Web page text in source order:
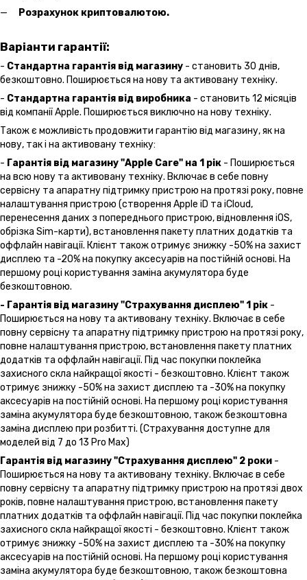
Розрахунок криптовалютою.
Варіанти гарантії:
- Стандартна гарантія від магазину - становить 30 днів,
безкоштовно. Поширюється на нову та активовану техніку.
- Стандартна гарантія від виробника - становить 12 місяців
від компанії Apple. Поширюється виключно на нову техніку.
Також є можливість продовжити гарантію від магазину, як на
нову, так і на активовану техніку:
- Гарантія від магазину "Apple Care" на 1 рік - Поширюється
на всю нову та активовану техніку. Включає в себе повну
сервісну та апаратну підтримку пристрою на протязі року, повне
налаштування пристрою (створення Apple iD та iCloud,
перенесення даних з попереднього пристрою, відновлення іOS,
обрізка Sim-карти), встановлення пакету платних додатків та
оффлайн навігації. Клієнт також отримує знижку -50% на захист
дисплею та -20% на покупку аксесуарів на постійній основі. На
першому році користування заміна акумулятора буде
безкоштовною.
- Гарантія від магазину "Страхування дисплею" 1 рік -
Поширюється на нову та активовану техніку. Включає в себе
повну сервісну та апаратну підтримку пристрою на протязі року,
повне налаштування пристрою, встановлення пакету платних
додатків та оффлайн навігації. Під час покупки поклейка
захисного скла найкращої якості - безкоштовно. Клієнт також
отримує знижку -50% на захист дисплею та -30% на покупку
аксесуарів на постійній основі. На першому році користування
заміна акумулятора буде безкоштовною, також безкоштовна
заміна дисплею при розбитті. (Страхування доступне для
моделей від 7 до 13 Pro Max)
Гарантія від магазину "Страхування дисплею" 2 роки -
Поширюється на нову та активовану техніку. Включає в себе
повну сервісну та апаратну підтримку пристрою на протязі двох
років, повне налаштування пристрою, встановлення пакету
платних додатків та оффлайн навігації. Під час покупки поклейка
захисного скла найкращої якості - безкоштовно. Клієнт також
отримує знижку -50% на захист дисплею та -30% на покупку
аксесуарів на постійній основі. На першому році користування
заміна акумулятора буде безкоштовною, також безкоштовна